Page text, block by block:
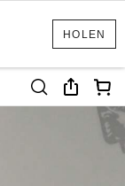
HOLEN